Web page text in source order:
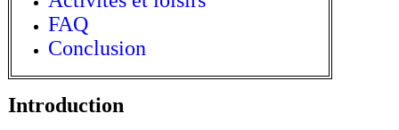
FAQ
Conclusion
Introduction